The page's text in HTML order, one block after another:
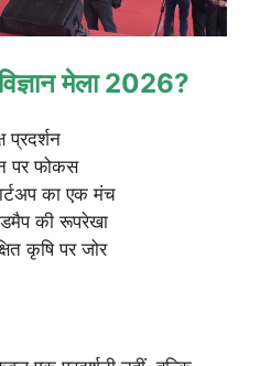
मेला 2026?
पर फोकस
का एक मंच
की रूपरेखा
कृषि पर जोर